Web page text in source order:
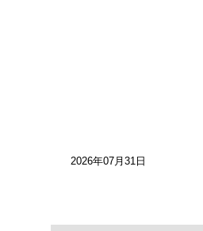
2026年07月31日